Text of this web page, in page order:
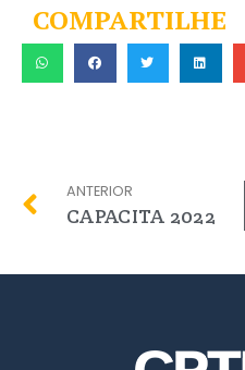
COMPARTILHE
ANTERIOR
CAPACITA 2022